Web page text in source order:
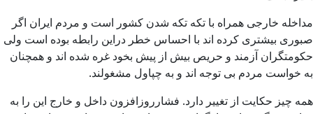
مداخله خارجی همراه با تکه تکه شدن کشور است و مردم ایران اگر
صبوری بیشتری کرده اند با احساس خطر دراین رابطه بوده است ولی
حکومتگران آزمند و حریص بیش از پیش بخود غره شده اند و همچنان
به خواست مردم بی توجه اند و به چپاول مشغولند.
همه چیز حکایت از تغییر دارد. فشارروزافزون داخل و خارج این را به